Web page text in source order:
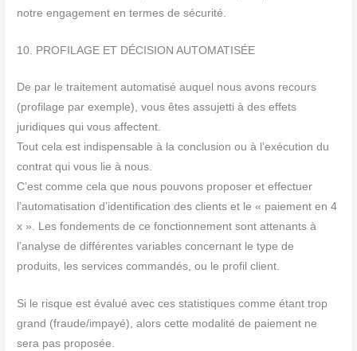
notre engagement en termes de sécurité.
10. PROFILAGE ET DÉCISION AUTOMATISÉE
De par le traitement automatisé auquel nous avons recours
(profilage par exemple), vous êtes assujetti à des effets
juridiques qui vous affectent.
Tout cela est indispensable à la conclusion ou à l’exécution du
contrat qui vous lie à nous.
C’est comme cela que nous pouvons proposer et effectuer
l’automatisation d’identification des clients et le « paiement en 4
x ». Les fondements de ce fonctionnement sont attenants à
l’analyse de différentes variables concernant le type de
produits, les services commandés, ou le profil client.
Si le risque est évalué avec ces statistiques comme étant trop
grand (fraude/impayé), alors cette modalité de paiement ne
sera pas proposée.